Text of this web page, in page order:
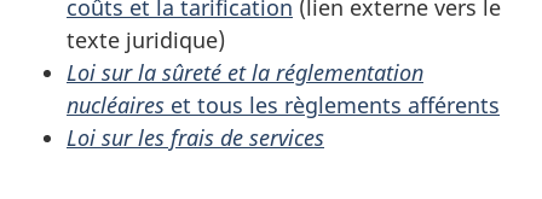
coûts et la tarification (lien externe vers le
texte juridique)
Loi sur la sûreté et la réglementation
nucléaires et tous les règlements afférents
Loi sur les frais de services